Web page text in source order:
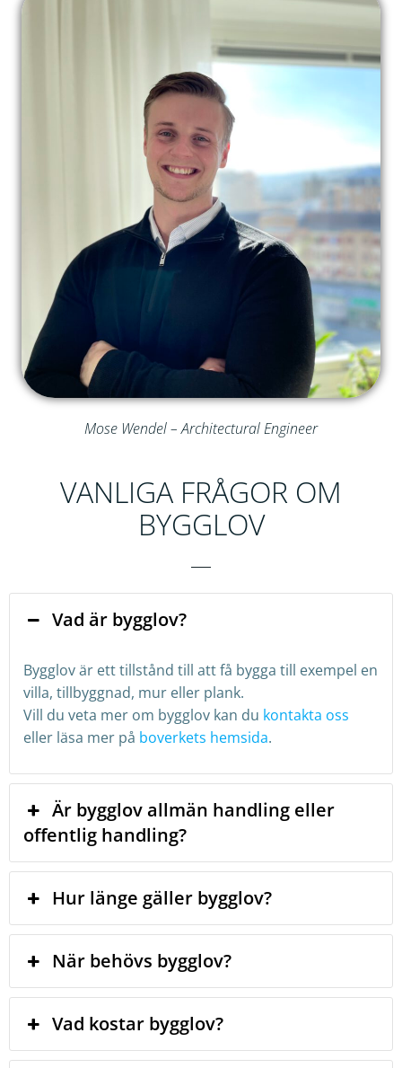
Mose Wendel – Architectural Engineer
VANLIGA FRÅGOR OM
BYGGLOV
Vad är bygglov?
Bygglov är ett tillstånd till att få bygga till exempel en
villa, tillbyggnad, mur eller plank.
Vill du veta mer om bygglov kan du kontakta oss
eller läsa mer på boverkets hemsida.
Är bygglov allmän handling eller
offentlig handling?
Hur länge gäller bygglov?
När behövs bygglov?
Vad kostar bygglov?